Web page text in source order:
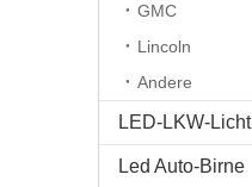
GMC
Lincoln
Andere
LED-LKW-Licht
Led Auto-Birne